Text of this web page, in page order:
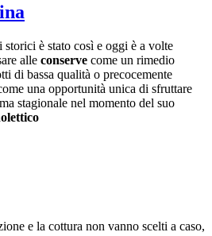
è stato così e oggi è a volte
alle conserve come un rimedio
di bassa qualità o precocemente
una opportunità unica di sfruttare
stagionale nel momento del suo
e la cottura non vanno scelti a caso,